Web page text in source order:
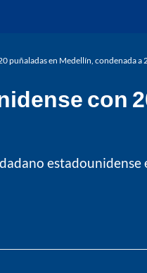
puñaladas en Medellín, condenada a
con